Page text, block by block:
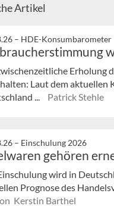
Artikel
– HDE-Konsumbarometer
Erholung
Laut dem aktuellen
...
Patrick Stehle
– Einschulung 2026
gehören
wird in
Prognose des
Kerstin Barthel